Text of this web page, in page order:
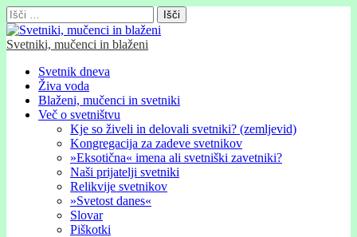
Išči:
Svetniki, mučenci in blaženi
Glavni
meni
Skip
content
Svetnik dneva
Živa voda
Blaženi, mučenci in svetniki
Več o svetništvu
Kje so živeli in delovali svetniki? (zemljevid)
Kongregacija za zadeve svetnikov
»Eksotična« imena ali svetniški zavetniki?
Naši prijatelji svetniki
Relikvije svetnikov
»Svetost danes«
Slovar
Piškotki